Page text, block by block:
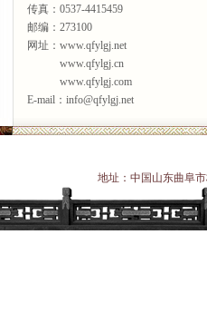
传真：0537-4415459
邮编：273100
网址：www.qfylgj.net
www.qfylgj.cn
www.qfylgj.com
E-mail：info@qfylgj.net
地址：中国山东曲阜